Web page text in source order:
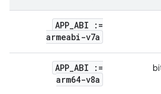
APP_ABI :=
armeabi-v7a
APP_ABI :=
arm64-v8a